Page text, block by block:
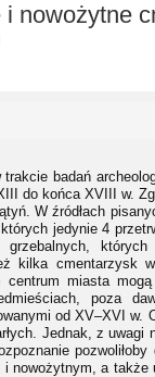
i nowożytne
badań
do końca XVIII w.
W źródłach
jedynie 4
grzebalnych,
kilka cmentarzysk
centrum miasta
poza
od XV–XVI w.
Jednak, z uwagi
pozwoliłoby
nowożytnym, a także